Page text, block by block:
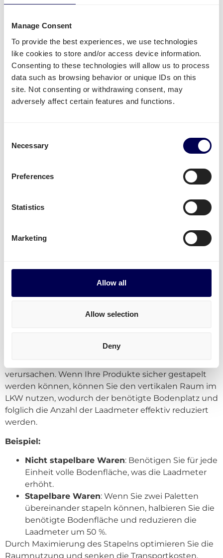
Manage Consent
To provide the best experiences, we use technologies
like cookies to store and/or access device information.
Consenting to these technologies will allow us to process
data such as browsing behavior or unique IDs on this
site. Not consenting or withdrawing consent, may
adversely affect certain features and functions.
Selection
Necessary
Preferences
Statistics
Marketing
Allow all
Allow selection
Deny
von Laadmetern beeinflussen
Die Berechnung von Laadmetern umfasst mehr als
nur das Messen der Abmessungen Ihrer Waren.
Mehrere zusätzliche Faktoren können die insgesamt
für Ihre Sendung erforderlichen Laadmeter
beeinflussen. Das Verständnis dieser Faktoren ist
entscheidend für eine genaue Planung und
Stapelfaktor
Gewichtsbeschränkungen
Zerbrechlichkeit oder spezielle Handhabung
Anforderungen
Form Unregelmäßigkeiten
Ladungssicherung
bezieht sich auf die Fähigkeit,
verursachen. Wenn Ihre Produkte sicher gestapelt
werden können, können Sie den vertikalen Raum im
LKW nutzen, wodurch der benötigte Bodenplatz und
folglich die Anzahl der Laadmeter effektiv reduziert
werden.
Beispiel:
Nicht stapelbare Waren: Benötigen Sie für jede
Einheit volle Bodenfläche, was die Laadmeter
erhöht.
Stapelbare Waren: Wenn Sie zwei Paletten
übereinander stapeln können, halbieren Sie die
benötigte Bodenfläche und reduzieren die
Laadmeter um 50 %.
Durch Maximierung des Stapelns optimieren Sie die
Raumnutzung und senken die Transportkosten.